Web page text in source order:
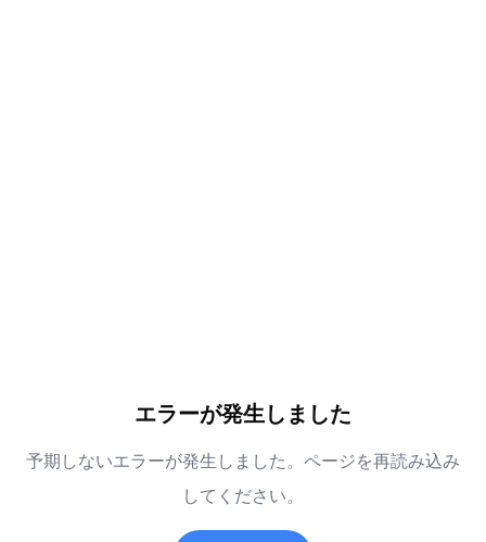
エラーが発生しました
予期しないエラーが発生しました。ページを再読み込み
してください。